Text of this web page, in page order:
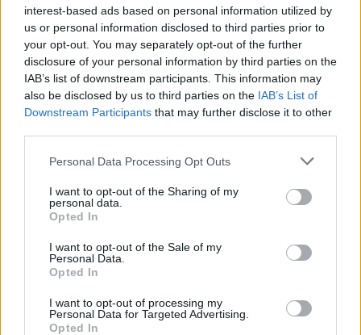
interest-based ads based on personal information utilized by
us or personal information disclosed to third parties prior to
your opt-out. You may separately opt-out of the further
disclosure of your personal information by third parties on the
IAB’s list of downstream participants. This information may
also be disclosed by us to third parties on the IAB’s List of
Downstream Participants that may further disclose it to other
Personal Data Processing Opt Outs
I want to opt-out of the Sharing of my
personal data.
Opted In
I want to opt-out of the Sale of my
Personal Data.
Opted In
I want to opt-out of processing my
Personal Data for Targeted Advertising.
Opted In
Deseu el meu nom, el correu electrònic i el lloc web en
aquest navegador per a la propera vegada que comenti.
Captcha 5 - 1 = ?
Please
characters
CAPTCHA
ÚLTIMES NOTÍCIES
de la Running Sèries Terres de l’Ebre
maig 9, 2026